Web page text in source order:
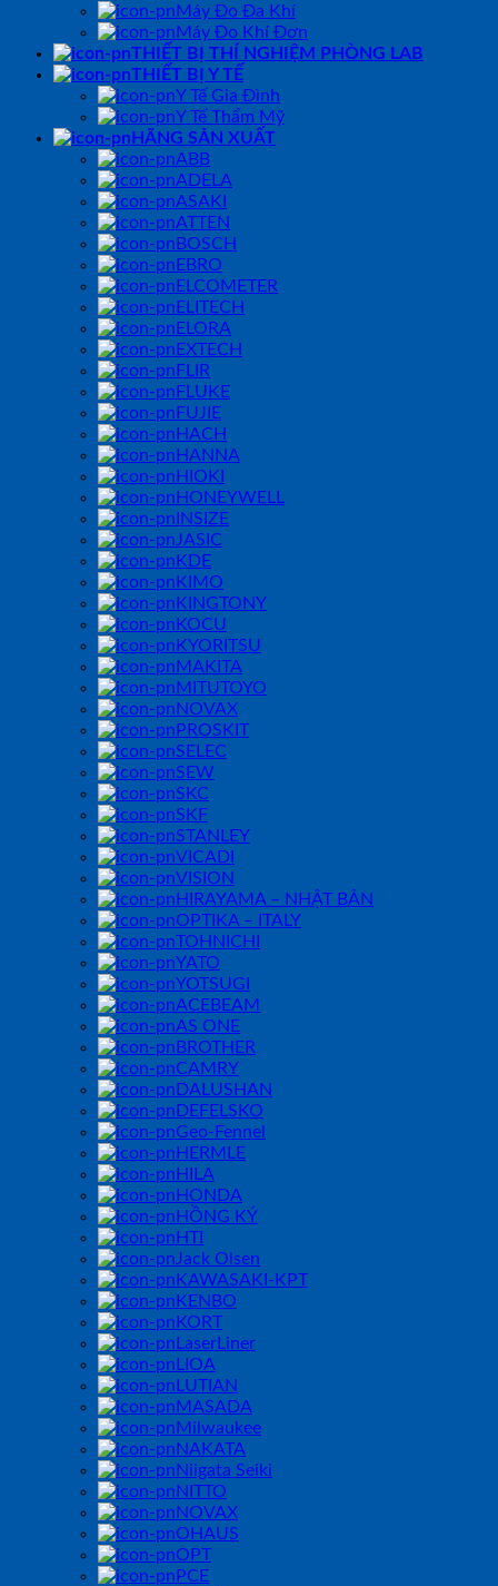
Máy Đo Đa Khí
Máy Đo Khí Đơn
THIẾT BỊ THÍ NGHIỆM PHÒNG LAB
THIẾT BỊ Y TẾ
Y Tế Gia Đình
Y Tế Thẩm Mỹ
HÃNG SẢN XUẤT
ABB
ADELA
ASAKI
ATTEN
BOSCH
EBRO
ELCOMETER
ELITECH
ELORA
EXTECH
FLIR
FLUKE
FUJIE
HACH
HANNA
HIOKI
HONEYWELL
INSIZE
JASIC
KDE
KIMO
KINGTONY
KOCU
KYORITSU
MAKITA
MITUTOYO
NOVAX
PROSKIT
SELEC
SEW
SKC
SKF
STANLEY
VICADI
VISION
HIRAYAMA – NHẬT BẢN
OPTIKA – ITALY
TOHNICHI
YATO
YOTSUGI
ACEBEAM
AS ONE
BROTHER
CAMRY
DALUSHAN
DEFELSKO
Geo-Fennel
HERMLE
HILA
HONDA
HỒNG KÝ
HTI
Jack Olsen
KAWASAKI-KPT
KENBO
KORT
LaserLiner
LIOA
LUTIAN
MASADA
Milwaukee
NAKATA
Niigata Seiki
NITTO
NOVAX
OHAUS
OPT
PCE